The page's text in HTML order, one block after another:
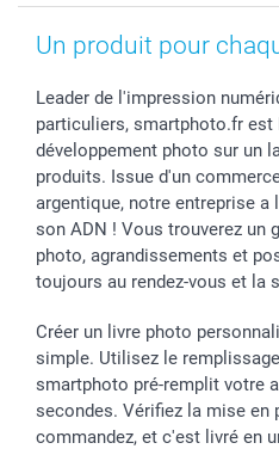
Saint-Valentin
Vacances
Investisseurs
Statut de ma commande
Un produit pour
Leader de l'impression
particuliers, smartphoto.fr est
développement photo sur un
produits. Issue d'un
argentique, notre entreprise
son ADN ! Vous trouverez un
photo, agrandissements et
toujours au rendez-vous et la
Créer un livre photo
simple. Utilisez le
smartphoto pré-remplit votre
secondes. Vérifiez la mise en
commandez, et c'est livré en